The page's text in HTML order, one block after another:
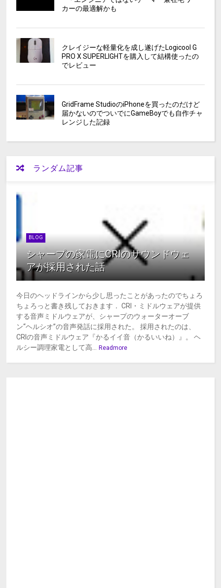
カーの最適解かも
クレイジーな軽量化を成し遂げたLogicool G
PRO X SUPERLIGHTを購入して結構使ったの
でレビュー
GridFrame StudioのiPhoneを買ったのだけど
届かないのでついでにGameBoyでも自作チャ
レンジした記録
ランダム記事
BLOG
シャープの家電にCRIのサウンドウェ
アが採用された話
今日のヘッドラインから少し思ったことがあったのでちょろ
ちょろっと書き残しておきます． CRI・ミドルウェアが提供
する音声ミドルウェアが、シャープのウォーターオーブ
ン“ヘルシオ”の音声発話に採用された。 採用されたのは、
CRIの音声ミドルウェア『かるイイ音（かるいいね）』。 ヘ
ルシー調理家電として高...
Readmore